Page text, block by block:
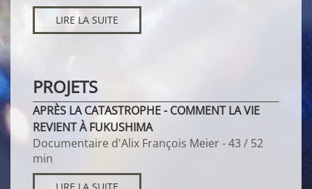
LIRE LA SUITE
PROJETS
APRÈS LA CATASTROPHE - COMMENT LA VIE
REVIENT À FUKUSHIMA
Documentaire d'Alix François Meier - 43 / 52
min